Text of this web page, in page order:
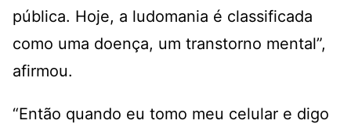
pública. Hoje, a ludomania é classificada
como uma doença, um transtorno mental”,
afirmou.
“Então quando eu tomo meu celular e digo